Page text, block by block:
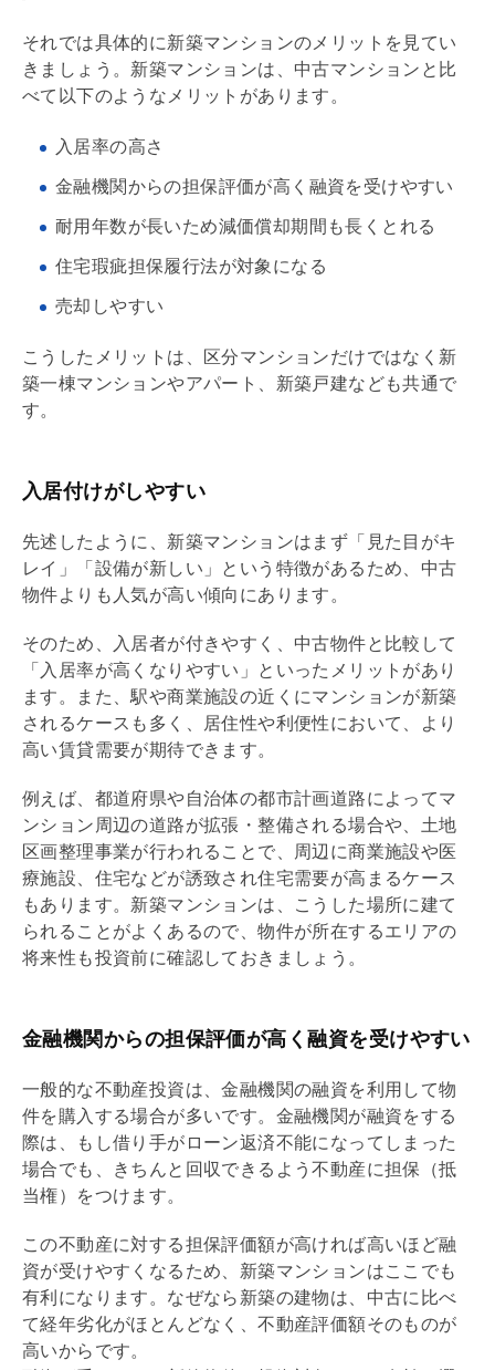
それでは具体的に新築マンションのメリットを見てい
きましょう。新築マンションは、中古マンションと比
べて以下のようなメリットがあります。
入居率の高さ
金融機関からの担保評価が高く融資を受けやすい
耐用年数が長いため減価償却期間も長くとれる
住宅瑕疵担保履行法が対象になる
売却しやすい
こうしたメリットは、区分マンションだけではなく新
築一棟マンションやアパート、新築戸建なども共通で
す。
入居付けがしやすい
先述したように、新築マンションはまず「見た目がキ
レイ」「設備が新しい」という特徴があるため、中古
物件よりも人気が高い傾向にあります。
そのため、入居者が付きやすく、中古物件と比較して
「入居率が高くなりやすい」といったメリットがあり
ます。また、駅や商業施設の近くにマンションが新築
されるケースも多く、居住性や利便性において、より
高い賃貸需要が期待できます。
例えば、都道府県や自治体の都市計画道路によってマ
ンション周辺の道路が拡張・整備される場合や、土地
区画整理事業が行われることで、周辺に商業施設や医
療施設、住宅などが誘致され住宅需要が高まるケース
もあります。新築マンションは、こうした場所に建て
られることがよくあるので、物件が所在するエリアの
将来性も投資前に確認しておきましょう。
金融機関からの担保評価が高く融資を受けやすい
一般的な不動産投資は、金融機関の融資を利用して物
件を購入する場合が多いです。金融機関が融資をする
際は、もし借り手がローン返済不能になってしまった
場合でも、きちんと回収できるよう不動産に担保（抵
当権）をつけます。
この不動産に対する担保評価額が高ければ高いほど融
資が受けやすくなるため、新築マンションはここでも
有利になります。なぜなら新築の建物は、中古に比べ
て経年劣化がほとんどなく、不動産評価額そのものが
高いからです。